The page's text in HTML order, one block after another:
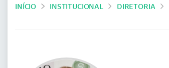
INÍCIO INSTITUCIONAL DIRETORIA